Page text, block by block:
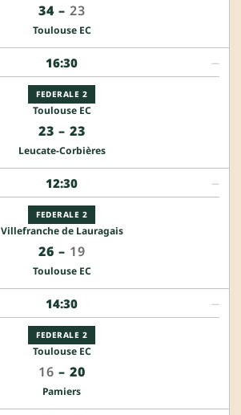
34– 23
Toulouse EC
16:30
FEDERALE 2
Toulouse EC
23 – 23
Leucate-Corbières
—
12:30
FEDERALE 2
Villefranche de Lauragais
26 – 19
Toulouse EC
—
14:30
FEDERALE 2
Toulouse EC
16 – 20
Pamiers
—